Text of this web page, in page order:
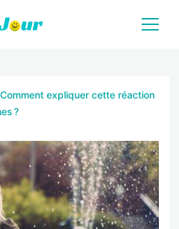
expliquer cette réaction
?